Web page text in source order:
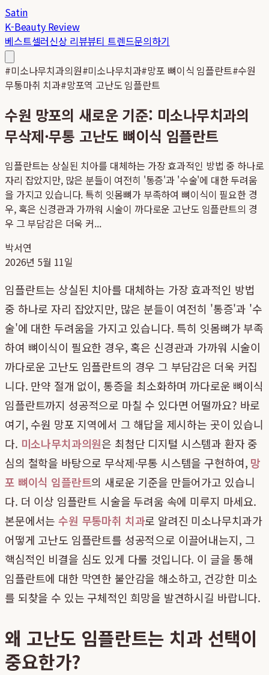
Satin
K-Beauty Review
베스트셀러신상 리뷰뷰티 트렌드문의하기
#미소나무치과의원#미소나무치과#망포 뼈이식 임플란트#수원
무통마취 치과#망포역 고난도 임플란트
수원 망포의 새로운 기준: 미소나무치과의
무삭제·무통 고난도 뼈이식 임플란트
임플란트는 상실된 치아를 대체하는 가장 효과적인 방법 중 하나로
자리 잡았지만, 많은 분들이 여전히 '통증'과 '수술'에 대한 두려움
을 가지고 있습니다. 특히 잇몸뼈가 부족하여 뼈이식이 필요한 경
우, 혹은 신경관과 가까워 시술이 까다로운 고난도 임플란트의 경
우 그 부담감은 더욱 커...
박서연
2026년 5월 11일
임플란트는 상실된 치아를 대체하는 가장 효과적인 방법
중 하나로 자리 잡았지만, 많은 분들이 여전히 '통증'과 '수
술'에 대한 두려움을 가지고 있습니다. 특히 잇몸뼈가 부족
하여 뼈이식이 필요한 경우, 혹은 신경관과 가까워 시술이
까다로운 고난도 임플란트의 경우 그 부담감은 더욱 커집
니다. 만약 절개 없이, 통증을 최소화하며 까다로운 뼈이식
임플란트까지 성공적으로 마칠 수 있다면 어떨까요? 바로
여기, 수원 망포 지역에서 그 해답을 제시하는 곳이 있습니
다. 미소나무치과의원은 최첨단 디지털 시스템과 환자 중
심의 철학을 바탕으로 무삭제·무통 시스템을 구현하여, 망
포 뼈이식 임플란트의 새로운 기준을 만들어가고 있습니
다. 더 이상 임플란트 시술을 두려움 속에 미루지 마세요.
본문에서는수원 무통마취 치과로 알려진 미소나무치과가
어떻게 고난도 임플란트를 성공적으로 이끌어내는지, 그
핵심적인 비결을 심도 있게 다룰 것입니다. 이 글을 통해
임플란트에 대한 막연한 불안감을 해소하고, 건강한 미소
를 되찾을 수 있는 구체적인 희망을 발견하시길 바랍니다.
왜 고난도 임플란트는 치과 선택이
중요한가?